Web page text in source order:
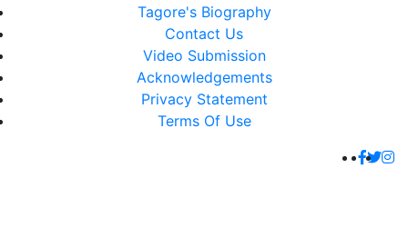
Tagore's Biography
Contact Us
Video Submission
Acknowledgements
Privacy Statement
Terms Of Use